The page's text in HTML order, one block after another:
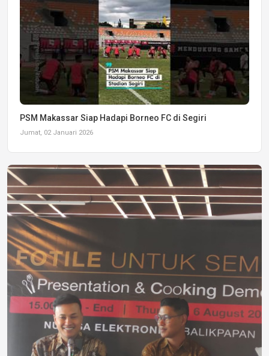
PSM Makassar Siap Hadapi Borneo FC di Segiri
Jumat, 02 Januari 2026